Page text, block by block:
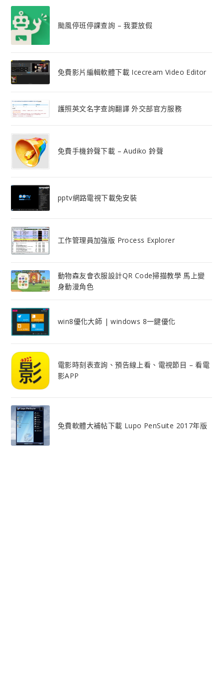
颱風停班停課查詢 – 我要放假
免費影片編輯軟體下載 Icecream Video Editor
護照英文名字查詢翻譯 外交部官方服務
免費手機鈴聲下載 – Audiko 鈴聲
pptv網路電視下載免安裝
工作管理員加強版 Process Explorer
動物森友會衣服設計QR Code掃描教學 馬上變
身動漫角色
win8優化大師 | windows 8一鍵優化
電影時刻表查詢、預告線上看、電視節目 – 看電
影APP
免費軟體大補帖下載 Lupo PenSuite 2017年版